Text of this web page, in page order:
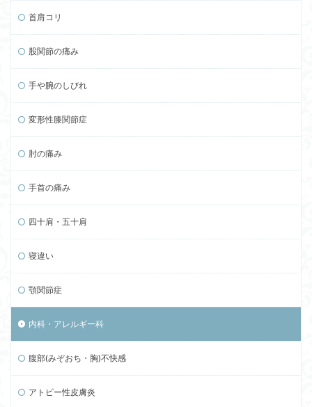
首肩コリ
股関節の痛み
手や腕のしびれ
変形性膝関節症
肘の痛み
手首の痛み
四十肩・五十肩
寝違い
顎関節症
内科・アレルギー科
腹部(みぞおち・胸)不快感
アトピー性皮膚炎